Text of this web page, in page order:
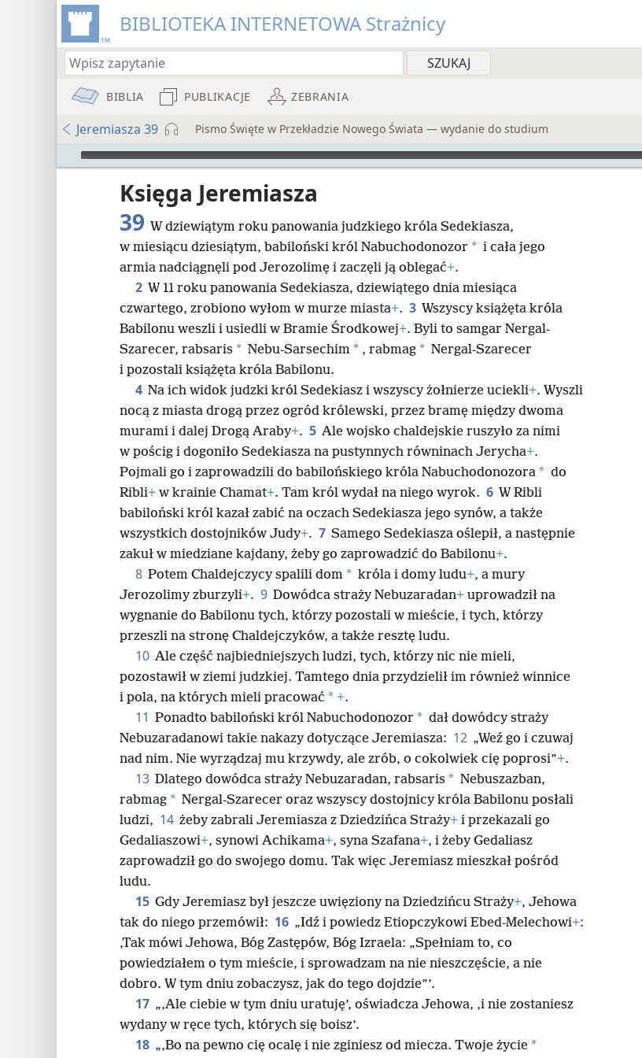
BIBLIOTEKA INTERNETOWA Strażnicy
BIBLIA PUBLIKACJE ZEBRANIA
Jeremiasza 39 Pismo Święte w Przekładzie Nowego Świata — wydanie do studium
Audio Player
Księga Jeremiasza
39 W dziewiątym roku panowania judzkiego króla Sedekiasza,
w miesiącu dziesiątym, babiloński król Nabuchodonozor * i cała jego
armia nadciągnęli pod Jerozolimę i zaczęli ją oblegać+.
2 W 11 roku panowania Sedekiasza, dziewiątego dnia miesiąca
czwartego, zrobiono wyłom w murze miasta+. 3 Wszyscy książęta króla
Babilonu weszli i usiedli w Bramie Środkowej+. Byli to samgar Nergal-
Szarecer, rabsaris * Nebu-Sarsechim * , rabmag * Nergal-Szarecer
i pozostali książęta króla Babilonu.
4 Na ich widok judzki król Sedekiasz i wszyscy żołnierze uciekli+. Wyszli
nocą z miasta drogą przez ogród królewski, przez bramę między dwoma
murami i dalej Drogą Araby+. 5 Ale wojsko chaldejskie ruszyło za nimi
w pościg i dogoniło Sedekiasza na pustynnych równinach Jerycha+.
Pojmali go i zaprowadzili do babilońskiego króla Nabuchodonozora * do
Ribli+ w krainie Chamat+. Tam król wydał na niego wyrok. 6 W Ribli
babiloński król kazał zabić na oczach Sedekiasza jego synów, a także
wszystkich dostojników Judy+. 7 Samego Sedekiasza oślepił, a następnie
zakuł w miedziane kajdany, żeby go zaprowadzić do Babilonu+.
8 Potem Chaldejczycy spalili dom * króla i domy ludu+, a mury
Jerozolimy zburzyli+. 9 Dowódca straży Nebuzaradan+ uprowadził na
wygnanie do Babilonu tych, którzy pozostali w mieście, i tych, którzy
przeszli na stronę Chaldejczyków, a także resztę ludu.
10 Ale część najbiedniejszych ludzi, tych, którzy nic nie mieli,
pozostawił w ziemi judzkiej. Tamtego dnia przydzielił im również winnice
i pola, na których mieli pracować * +.
11 Ponadto babiloński król Nabuchodonozor * dał dowódcy straży
Nebuzaradanowi takie nakazy dotyczące Jeremiasza: 12 „Weź go i czuwaj
nad nim. Nie wyrządzaj mu krzywdy, ale zrób, o cokolwiek cię poprosi”+.
13 Dlatego dowódca straży Nebuzaradan, rabsaris * Nebuszazban,
rabmag * Nergal-Szarecer oraz wszyscy dostojnicy króla Babilonu posłali
ludzi, 14 żeby zabrali Jeremiasza z Dziedzińca Straży+ i przekazali go
Gedaliaszowi+, synowi Achikama+, syna Szafana+, i żeby Gedaliasz
zaprowadził go do swojego domu. Tak więc Jeremiasz mieszkał pośród
ludu.
15 Gdy Jeremiasz był jeszcze uwięziony na Dziedzińcu Straży+, Jehowa
tak do niego przemówił: 16 „Idź i powiedz Etiopczykowi Ebed-Melechowi+:
‚Tak mówi Jehowa, Bóg Zastępów, Bóg Izraela: „Spełniam to, co
powiedziałem o tym mieście, i sprowadzam na nie nieszczęście, a nie
dobro. W tym dniu zobaczysz, jak do tego dojdzie”’.
17 „‚Ale ciebie w tym dniu uratuję’, oświadcza Jehowa, ‚i nie zostaniesz
wydany w ręce tych, których się boisz’.
18 „‚Bo na pewno cię ocalę i nie zginiesz od miecza. Twoje życie *